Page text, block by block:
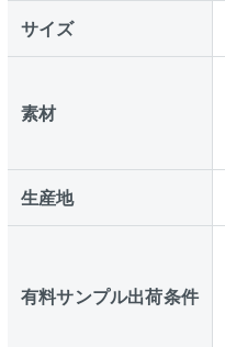
サイズ
素材
生産地
有料サンプル出荷条件